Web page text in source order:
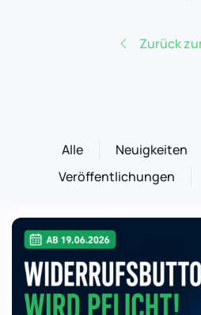
Zurück
Alle Neuigkeiten
Veröffentlichungen